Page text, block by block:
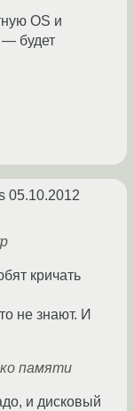
OS и
будет
05.10.2012
кричать
не знают. И
памяти
и дисковый